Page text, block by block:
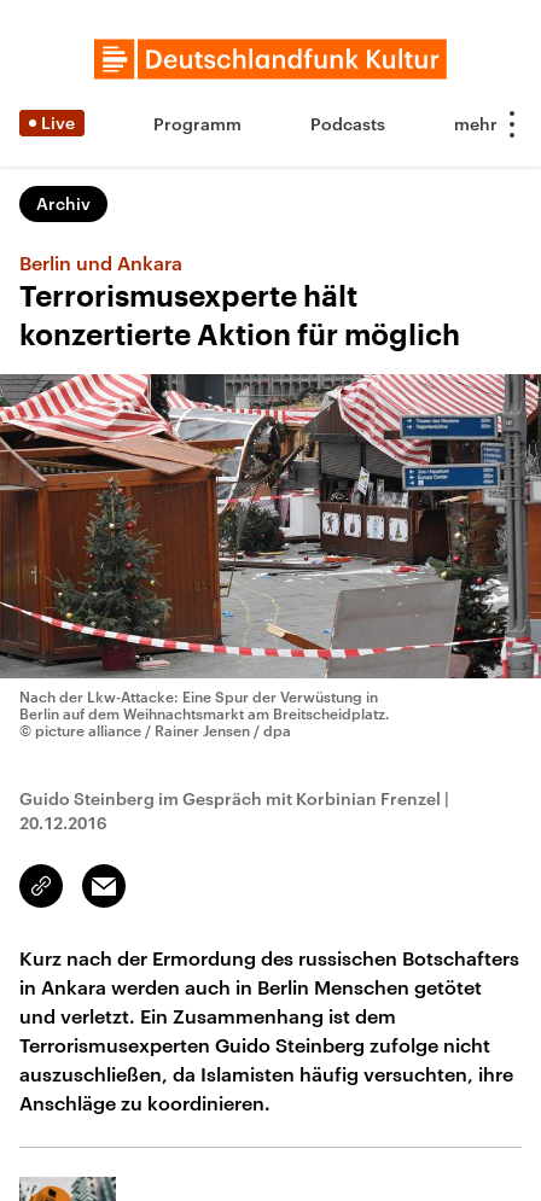
Live Programm Podcasts
Archiv
Berlin und Ankara
Terrorismusexperte hält
konzertierte Aktion für möglich
Nach der Lkw-Attacke: Eine Spur der Verwüstung in
Berlin auf dem Weihnachtsmarkt am Breitscheidplatz.
© picture alliance / Rainer Jensen / dpa
Guido Steinberg im Gespräch mit Korbinian Frenzel |
20.12.2016
Link
kopieren/teilen
Email
Kurz nach der Ermordung des russischen Botschafters
in Ankara werden auch in Berlin Menschen getötet
und verletzt. Ein Zusammenhang ist dem
Terrorismusexperten Guido Steinberg zufolge nicht
auszuschließen, da Islamisten häufig versuchten, ihre
Anschläge zu koordinieren.